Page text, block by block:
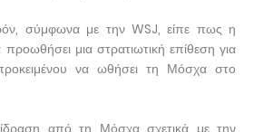
σύμφωνα με την WSJ, είπε πως η
μια στρατιωτική επίθεση για
να ωθήσει τη Μόσχα στο